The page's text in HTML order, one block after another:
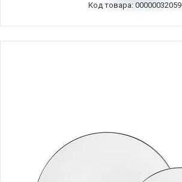
Код товара: 00000032059